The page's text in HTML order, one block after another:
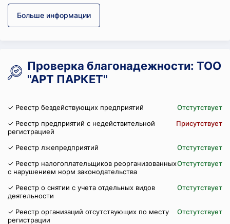
Больше информации
Проверка благонадежности: ТОО
"АРТ ПАРКЕТ"
✓ Реестр бездействующих предприятий
Отстутствует
✓ Реестр предприятий с недействительной
регистрацией
Присутствует
✓ Реестр лжепредприятий
Отстутствует
✓ Реестр налогоплательщиков реорганизованных
с нарушением норм законодательства
Отстутствует
✓ Реестр о снятии с учета отдельных видов
деятельности
Отстутствует
✓ Реестр организаций отсутствующих по месту
регистрации
Отстутствует